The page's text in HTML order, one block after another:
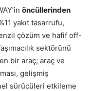
öncüllerinden
yakıt tasarrufu,
çözüm ve hafif off-
sektörünü
bir araç; araç ve
gelişmiş
sürücüleri etkileme